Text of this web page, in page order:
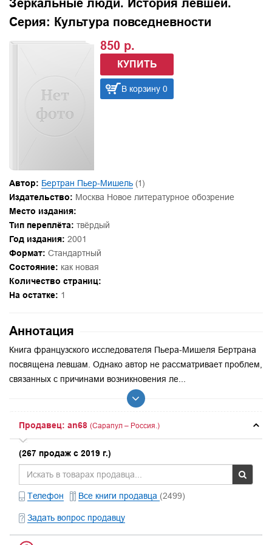
Зеркальные люди. История левшей.
Серия: Культура повседневности
850 р.
КУПИТЬ
В корзину 0
Автор: Бертран Пьер-Мишель (1)
Издательство: Москва Новое литературное обозрение
Место издания:
Тип переплёта: твёрдый
Год издания: 2001
Формат: Стандартный
Состояние: как новая
Количество страниц:
На остатке: 1
Аннотация
Книга французского исследователя Пьера-Мишеля Бертрана
посвящена левшам. Однако автор не рассматривает проблем,
связанных с причинами возникновения ле...
Продавец: an68 (Сарапул – Россия.)
(267 продаж с 2019 г.)
Телефон Все книги продавца (2499)
Задать вопрос продавцу